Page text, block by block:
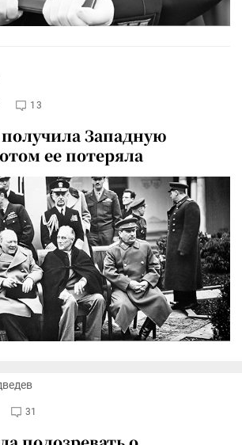
13
Западную
ее потеряла
31